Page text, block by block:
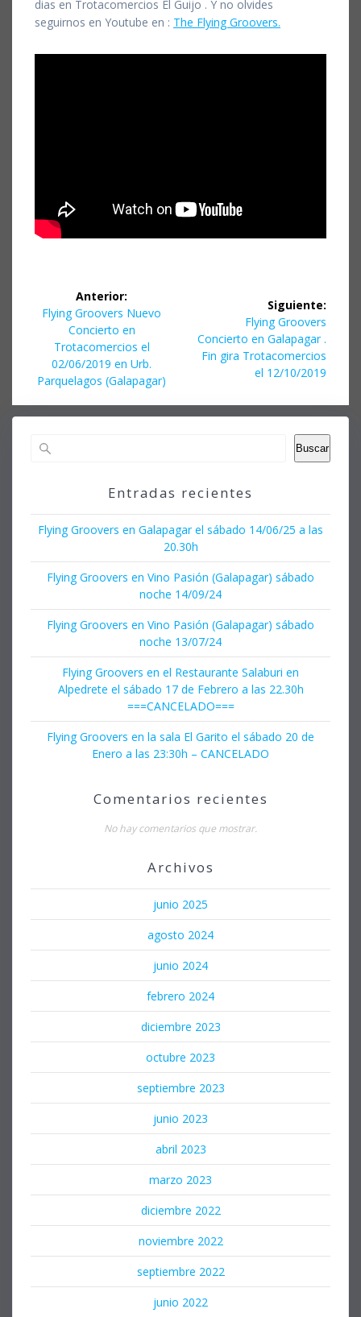
dias en Trotacomercios El Guijo . Y no olvides
seguirnos en Youtube en : The Flying Groovers.
Navegación
de
entradas
Anterior:
Entrada
anterior:
Flying Groovers Nuevo
Concierto en
Trotacomercios el
02/06/2019 en Urb.
Parquelagos (Galapagar)
Siguiente:
Siguiente
entrada:
Flying Groovers
Concierto en Galapagar .
Fin gira Trotacomercios
el 12/10/2019
Buscar
Entradas recientes
Flying Groovers en Galapagar el sábado 14/06/25 a las
20.30h
Flying Groovers en Vino Pasión (Galapagar) sábado
noche 14/09/24
Flying Groovers en Vino Pasión (Galapagar) sábado
noche 13/07/24
Flying Groovers en el Restaurante Salaburi en
Alpedrete el sábado 17 de Febrero a las 22.30h
===CANCELADO===
Flying Groovers en la sala El Garito el sábado 20 de
Enero a las 23:30h – CANCELADO
Comentarios recientes
No hay comentarios que mostrar.
Archivos
junio 2025
agosto 2024
junio 2024
febrero 2024
diciembre 2023
octubre 2023
septiembre 2023
junio 2023
abril 2023
marzo 2023
diciembre 2022
noviembre 2022
septiembre 2022
junio 2022